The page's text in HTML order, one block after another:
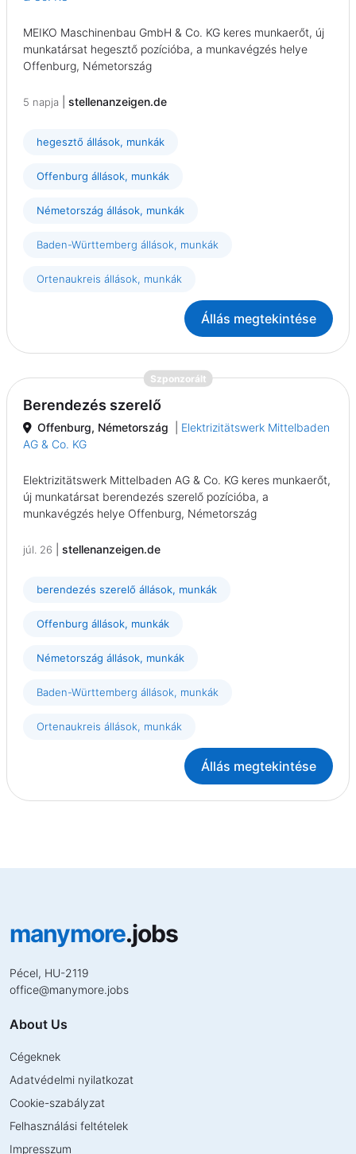
MEIKO Maschinenbau GmbH & Co. KG keres munkaerőt, új
munkatársat hegesztő pozícióba, a munkavégzés helye
Offenburg, Németország
5 napja stellenanzeigen.de
hegesztő állások, munkák
Offenburg állások, munkák
Németország állások, munkák
Baden-Württemberg állások, munkák
Ortenaukreis állások, munkák
Állás megtekintése
Szponzorált{prompt.job}
Berendezés szerelő
Offenburg, Németország
Elektrizitätswerk Mittelbaden
AG & Co. KG
Elektrizitätswerk Mittelbaden AG & Co. KG keres munkaerőt,
új munkatársat berendezés szerelő pozícióba, a
munkavégzés helye Offenburg, Németország
júl. 26 stellenanzeigen.de
berendezés szerelő állások, munkák
Offenburg állások, munkák
Németország állások, munkák
Baden-Württemberg állások, munkák
Ortenaukreis állások, munkák
Állás megtekintése
manymore.jobs
Pécel, HU-2119
office@manymore.jobs
About Us
Cégeknek
Adatvédelmi nyilatkozat
Cookie-szabályzat
Felhasználási feltételek
Impresszum